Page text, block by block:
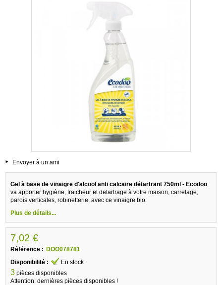
Envoyer à un ami
Gel à base de vinaigre d'alcool anti calcaire détartrant 750ml - Ecodoo
va apporter hygiène, fraicheur et detartrage à votre maison, carrelage,
parois verticales, robinetterie, avec ce vinaigre bio.
Plus de détails...
7,02 €
Référence : DOO078781
Disponibilité :
En stock
3 pièces disponibles
Attention: dernières pièces disponibles !